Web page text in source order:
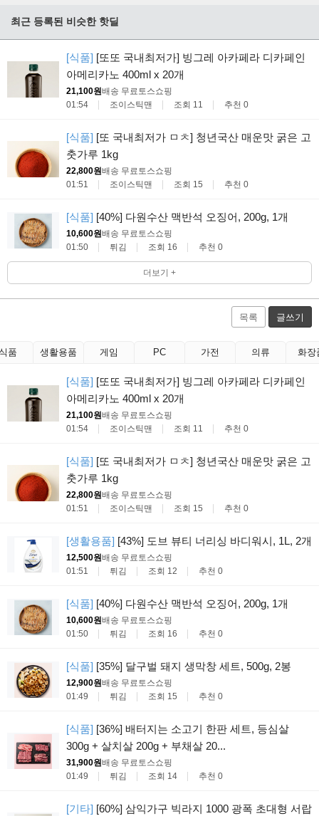
최근 등록된 비슷한 핫딜
[식품] [또또 국내최저가] 빙그레 아카페라 디카페인
아메리카노 400ml x 20개
21,100원배송 무료 토스쇼핑
01:54
조이스틱맨 조회 11 추천 0
[식품] [또 국내최저가 ㅁㅊ] 청년국산 매운맛 굵은 고
춧가루 1kg
22,800원배송 무료 토스쇼핑
01:51
조이스틱맨 조회 15 추천 0
[식품] [40%] 다원수산 맥반석 오징어, 200g, 1개
10,600원배송 무료 토스쇼핑
01:50
튀김 조회 16 추천 0
더보기 +
목록 글쓰기
품 생활용품 게임 PC 가전 의류 화장
[식품] [또또 국내최저가] 빙그레 아카페라 디카페인
아메리카노 400ml x 20개
21,100원배송 무료 토스쇼핑
01:54
조이스틱맨 조회 11 추천 0
[식품] [또 국내최저가 ㅁㅊ] 청년국산 매운맛 굵은 고
춧가루 1kg
22,800원배송 무료 토스쇼핑
01:51
조이스틱맨 조회 15 추천 0
[생활용품] [43%] 도브 뷰티 너리싱 바디워시, 1L, 2개
12,500원배송 무료 토스쇼핑
01:51
튀김 조회 12 추천 0
[식품] [40%] 다원수산 맥반석 오징어, 200g, 1개
10,600원배송 무료 토스쇼핑
01:50
튀김 조회 16 추천 0
[식품] [35%] 달구벌 돼지 생막창 세트, 500g, 2봉
12,900원배송 무료 토스쇼핑
01:49
튀김 조회 15 추천 0
[식품] [36%] 배터지는 소고기 한판 세트, 등심살
300g + 살치살 200g + 부채살 20...
31,900원배송 무료 토스쇼핑
01:49
튀김 조회 14 추천 0
[기타] [60%] 삼익가구 빅라지 1000 광폭 초대형 서랍